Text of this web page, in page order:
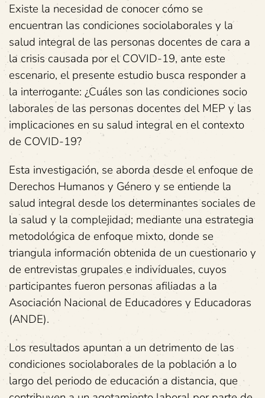
Existe la necesidad de conocer cómo se
encuentran las condiciones sociolaborales y la
salud integral de las personas docentes de cara a
la crisis causada por el COVID-19, ante este
escenario, el presente estudio busca responder a
la interrogante: ¿Cuáles son las condiciones socio
laborales de las personas docentes del MEP y las
implicaciones en su salud integral en el contexto
de COVID-19?
Esta investigación, se aborda desde el enfoque de
Derechos Humanos y Género y se entiende la
salud integral desde los determinantes sociales de
la salud y la complejidad; mediante una estrategia
metodológica de enfoque mixto, donde se
triangula información obtenida de un cuestionario y
de entrevistas grupales e individuales, cuyos
participantes fueron personas afiliadas a la
Asociación Nacional de Educadores y Educadoras
(ANDE).
Los resultados apuntan a un detrimento de las
condiciones sociolaborales de la población a lo
largo del periodo de educación a distancia, que